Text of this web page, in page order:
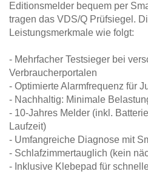
Editionsmelder bequem per
tragen das VDS/Q Prüfsiegel.
Leistungsmerkmale wie folgt:
- Mehrfacher Testsieger bei
Verbraucherportalen
- Optimierte Alarmfrequenz für
- Nachhaltig: Minimale
- 10-Jahres Melder (inkl.
Laufzeit)
- Umfangreiche Diagnose mit
- Schlafzimmertauglich (kein
- Inklusive Klebepad für